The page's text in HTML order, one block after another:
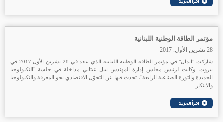
مؤتمر الطاقة الوطنية اللبنانية
28 تشرين الأول. 2017
شاركت "ايدال" في مؤتمر الطاقة الوطنية اللبنانية الذي عقد في 28 تشرين الأول 2017 في
بيروت. وكانت لرئيس مجلس إدارة المهندس نبيل عيتاني مداخلة في جلسة "التكنولوجيا
الجديدة والثورة الصناعية الرابعة"، تحدث فيها عن التحوّل الاقتصادي نحو المعرفة والتكنولوجيا
والابتكار.